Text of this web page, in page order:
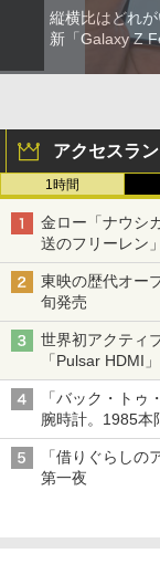
縦横比はどれ
新「Galaxy Z
アクセスラ
1時間
金ロー「ナウシ
送のフリーレン
東映の歴代オー
旬発売
世界初アクティ
「Pulsar HDMI
「バック・ト
腕時計。1985本
「借りぐらし
第一夜